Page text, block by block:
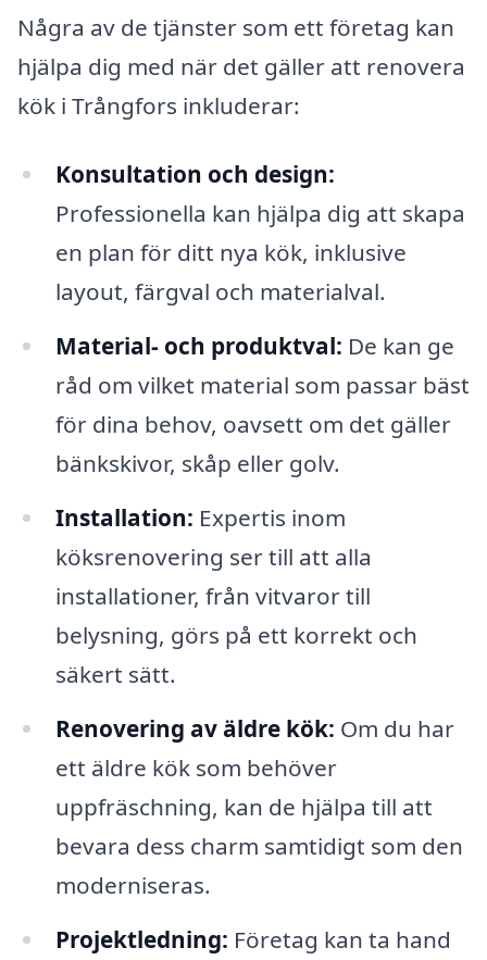
Några av de tjänster som ett företag kan
hjälpa dig med när det gäller att renovera
kök i Trångfors inkluderar:
Konsultation och design:
Professionella kan hjälpa dig att skapa
en plan för ditt nya kök, inklusive
layout, färgval och materialval.
Material- och produktval: De kan ge
råd om vilket material som passar bäst
för dina behov, oavsett om det gäller
bänkskivor, skåp eller golv.
Installation: Expertis inom
köksrenovering ser till att alla
installationer, från vitvaror till
belysning, görs på ett korrekt och
säkert sätt.
Renovering av äldre kök: Om du har
ett äldre kök som behöver
uppfräschning, kan de hjälpa till att
bevara dess charm samtidigt som den
moderniseras.
Projektledning: Företag kan ta hand